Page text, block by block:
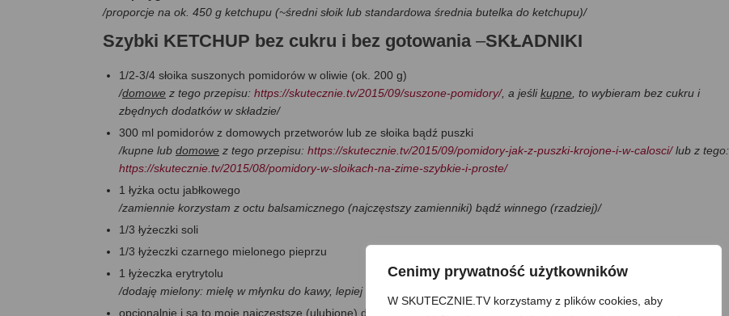
Cenimy prywatność użytkowników
W SKUTECZNIE.TV korzystamy z plików cookies, aby
/proporcje na ok. 450 g ketchupu (~średni słoik lub standardowa średnia butelka do ketchupu)/
Szybki KETCHUP bez cukru i bez gotowania –SKŁADNIKI
1/2-3/4 słoika suszonych pomidorów w oliwie (ok. 200 g)
/domowe z tego przepisu: https://skutecznie.tv/2015/09/suszone-pomidory/, a jeślikupne , to wybieram bez cukru i
zbędnych dodatków w składzie/
300 ml pomidorów z domowych przetworów lub ze słoika bądź puszki
/kupne lub domowe z tego przepisu: https://skutecznie.tv/2015/09/pomidory-jak-z-puszki-krojone-i-w-calosci/lub z tego:
https://skutecznie.tv/2015/08/pomidory-w-sloikach-na-zime-szybkie-i-proste/
1 łyżka octu jabłkowego
/zamiennie korzystam z octu balsamicznego (najczęstszy zamienniki) bądź winnego (rzadziej)/
1/3 łyżeczki soli
1/3 łyżeczki czarnego mielonego pieprzu
1 łyżeczka erytrytolu
/dodaję mielony: mielę w młynku do kawy, lepiej się rozprowadza/
opcjonalnie i są to moje najczęstsze (ulubione) dodatki: